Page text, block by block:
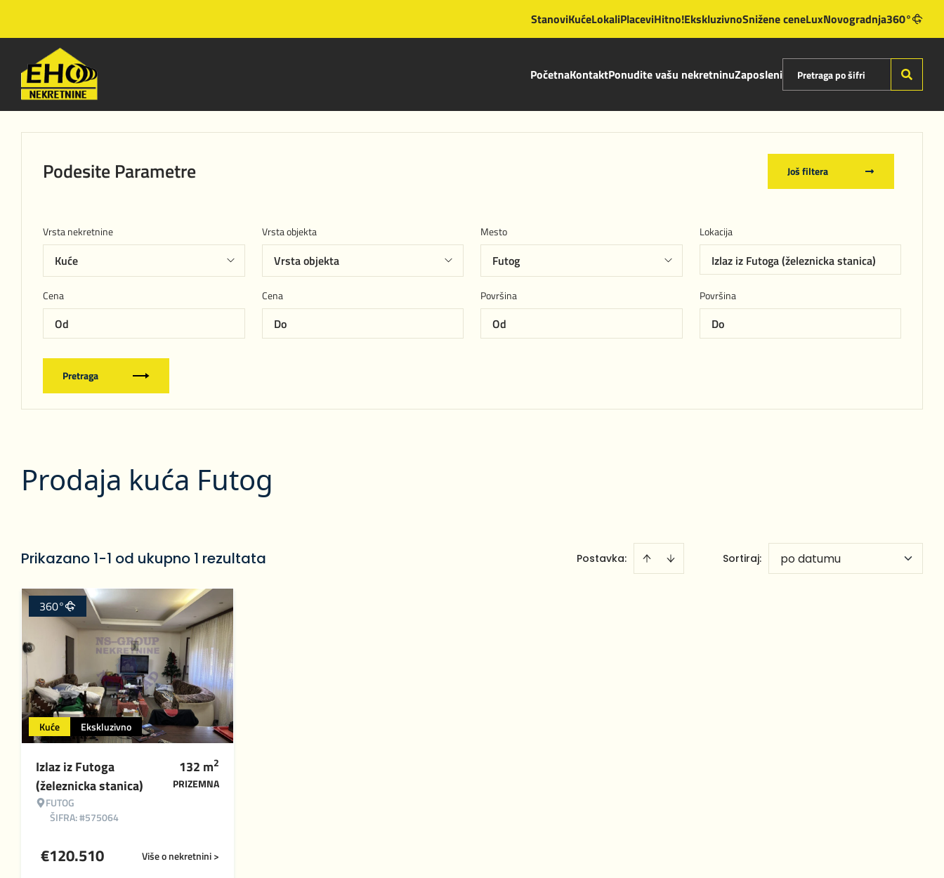
StanoviKućeLokaliPlaceviHitno!EkskluzivnoSnižene ceneLuxNovogradnja360°
PočetnaKontaktPonudite vašu nekretninuZaposleni
Podesite Parametre Još filtera
Vrsta nekretnine Vrsta objekta Mesto Lokacija
Izlaz iz Futoga (železnicka stanica)
Cena Cena Površina Površina
Pretraga
Prodaja kuća Futog
Prikazano 1-1 od ukupno 1 rezultata Postavka: Sortiraj: po datumu
Kuće Ekskluzivno
360°
Izlaz iz Futoga
(železnicka stanica)
FUTOG
ŠIFRA: #575064
132 m2
PRIZEMNA
Više o nekretnini >
€120.510